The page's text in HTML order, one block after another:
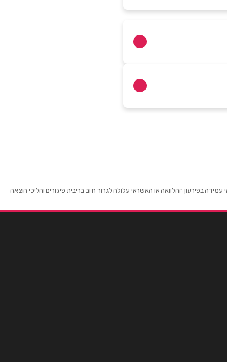
ההלוואה או האשראי עלולה לגרור חיוב בריבית פיגורים והליכי הוצאה